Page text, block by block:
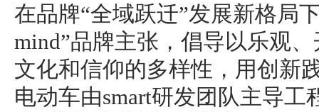
在品牌“全域跃迁”发展新格局
mind”品牌主张，倡导以乐观
文化和信仰的多样性，用创新
电动车由smart研发团队主导